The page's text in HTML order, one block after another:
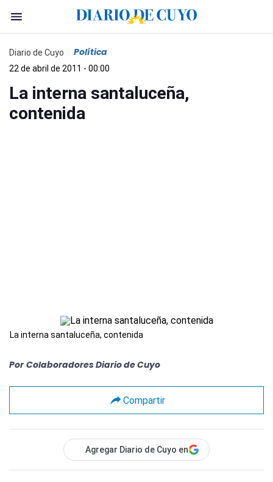
Diario de Cuyo Política
22 de abril de 2011 - 00:00
La interna santaluceña,
contenida
La interna santaluceña, contenida
Por Colaboradores Diario de Cuyo
Compartir
Agregar Diario de Cuyo en